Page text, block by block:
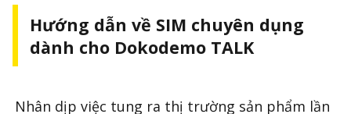
Hướng dẫn về SIM chuyên dụng
dành cho Dokodemo TALK
Nhân dịp việc tung ra thị trường sản phẩm lần